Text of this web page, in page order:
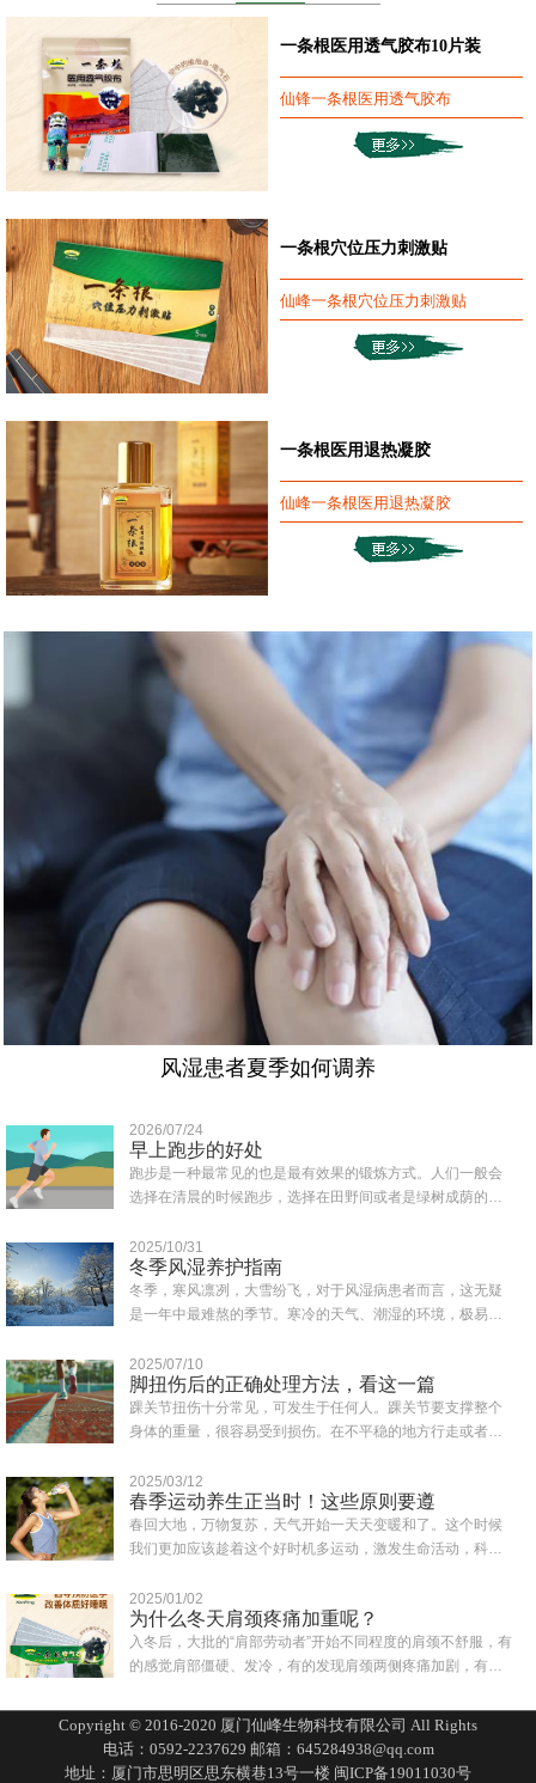
一条根医用透气胶布10片装
仙锋一条根医用透气胶布
一条根穴位压力刺激贴
仙峰一条根穴位压力刺激贴
一条根医用退热凝胶
仙峰一条根医用退热凝胶
风湿患者夏季如何调养
2026/07/24
早上跑步的好处
跑步是一种最常见的也是最有效果的锻炼方式。人们一般会
选择在清晨的时候跑步，选择在田野间或者是绿树成荫的地
2025/10/31
冬季风湿养护指南
冬季，寒风凛冽，大雪纷飞，对于风湿病患者而言，这无疑
是一年中最难熬的季节。寒冷的天气、潮湿的环境，极易诱
2025/07/10
脚扭伤后的正确处理方法，看这一篇
踝关节扭伤十分常见，可发生于任何人。踝关节要支撑整个
身体的重量，很容易受到损伤。在不平稳的地方行走或者鞋
2025/03/12
春季运动养生正当时！这些原则要遵
春回大地，万物复苏，天气开始一天天变暖和了。这个时候
我们更加应该趁着这个好时机多运动，激发生命活动，科学
2025/01/02
为什么冬天肩颈疼痛加重呢？
入冬后，大批的“肩部劳动者”开始不同程度的肩颈不舒服，有
的感觉肩部僵硬、发冷，有的发现肩颈两侧疼痛加剧，有的
Copyright © 2016-2020 厦门仙峰生物科技有限公司 All Rights
电话：0592-2237629 邮箱：645284938@qq.com
地址：厦门市思明区思东横巷13号一楼 闽ICP备19011030号